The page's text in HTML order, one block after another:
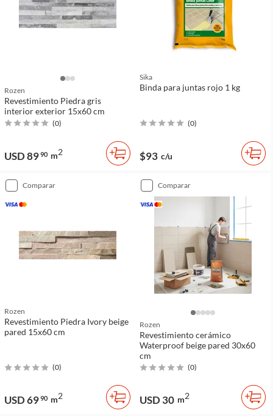
Rozen
Revestimiento Piedra gris
interior exterior 15x60 cm
(0)
USD 8990 m2
Sika
Binda para juntas rojo 1 kg
(0)
$93 c/u
comparar
Rozen
Revestimiento Piedra Ivory beige
pared 15x60 cm
(0)
USD 6990 m2
comparar
Rozen
Revestimiento cerámico
Waterproof beige pared 30x60
cm
(0)
USD 30 m2